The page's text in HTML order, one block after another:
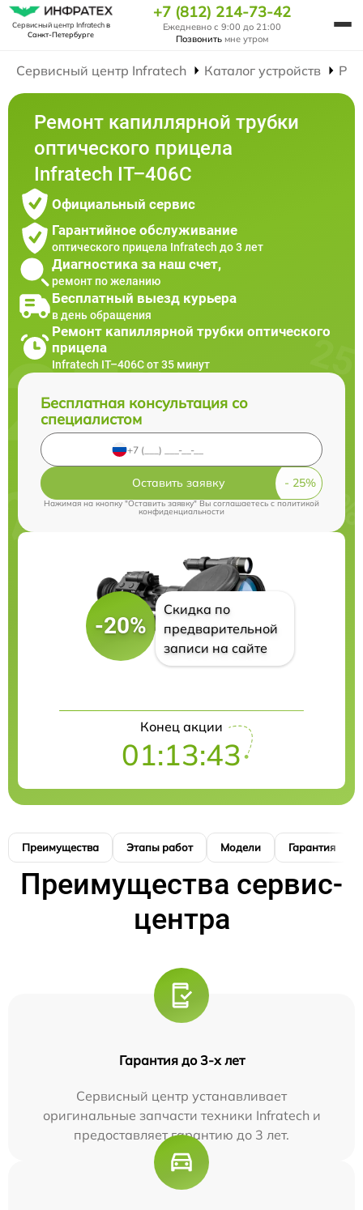
Сервисный центр Infratechв
Санкт-Петербурге
+7 (812) 214-73-42
Ежедневно с 9:00 до 21:00
Позвонить мне утром
Сервисный центр Infratech Каталог устройств
Ремонт капиллярной трубки
оптического прицела
Infratech IT–406С
Официальный сервис
Гарантийное обслуживание
оптического прицела Infratech до 3 лет
Диагностика за наш счет,
ремонт по желанию
Бесплатный выезд курьера
в день обращения
Ремонт капиллярной трубки оптического
прицела
Infratech IT–406С от 35 минут
Бесплатная консультация со
специалистом
Оставить заявку
Нажимая на кнопку "Оставить заявку" Вы соглашаетесь cполитикой
конфиденциальности
-20%
Скидка по
предварительной
записи на сайте
Конец акции
01:13:42
Преимущества Этапы работ Модели Гарантия
Преимущества сервис-
центра
Гарантия до 3-х лет
Сервисный центр устанавливает
оригинальные запчасти техники Infratech и
предоставляет гарантию до 3 лет.